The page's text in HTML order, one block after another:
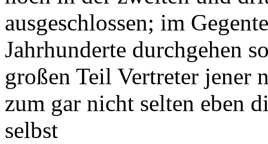
ausgeschlossen; im
Jahrhunderte durchgehen
großen Teil Vertreter jener
zum gar nicht selten eben
selbst